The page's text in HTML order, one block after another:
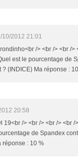
10/2012 21:01
/> <br /> <br />
est le pourcentage de
? (INDICE) Ma réponse :
20:58
19<br /> <br /> <br /> <br /
de Spandex
réponse : 10 %